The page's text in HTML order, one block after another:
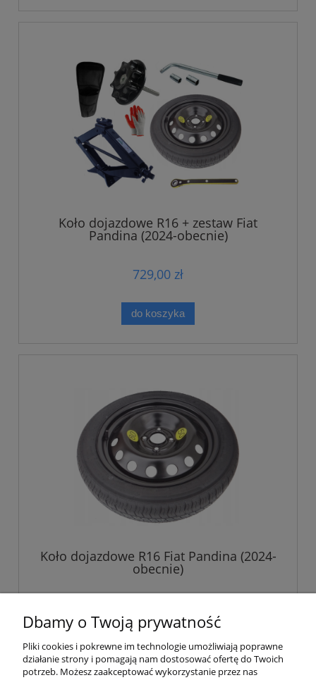
Koło dojazdowe R16 + zestaw Fiat
Pandina (2024-obecnie)
729,00 zł
do koszyka
Koło dojazdowe R16 Fiat Pandina (2024-
obecnie)
do koszyka
Dbamy o Twoją prywatność
Pliki cookies i pokrewne im technologie umożliwiają poprawne
działanie strony i pomagają nam dostosować ofertę do Twoich
potrzeb. Możesz zaakceptować wykorzystanie przez nas